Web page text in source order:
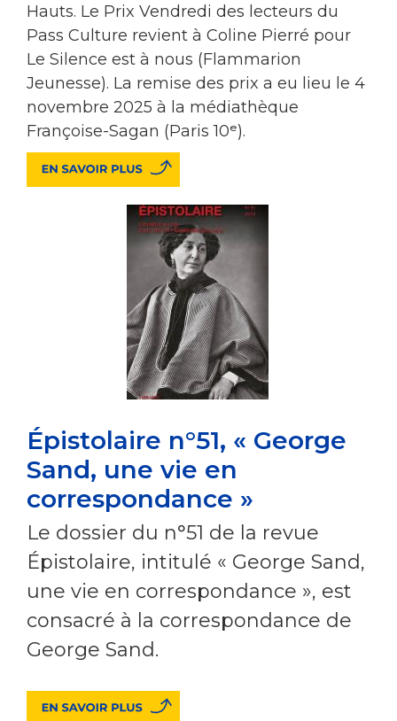
Hauts. Le Prix Vendredi des lecteurs du
Pass Culture revient à Coline Pierré pour
Le Silence est à nous (Flammarion
Jeunesse). La remise des prix a eu lieu le 4
novembre 2025 à la médiathèque
Françoise-Sagan (Paris 10ᵉ).
Épistolaire n°51, « George
Sand, une vie en
correspondance »
Le dossier du n°51 de la revue
Épistolaire, intitulé « George Sand,
une vie en correspondance », est
consacré à la correspondance de
George Sand.